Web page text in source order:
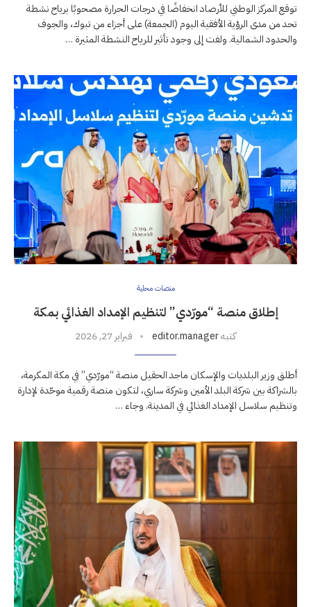
توقع المركز الوطني للأرصاد انخفاضًا في درجات الحرارة مصحوبًا برياح نشطة
تحد من مدى الرؤية الأفقية اليوم (الجمعة) على أجزاء من تبوك، والجوف
والحدود الشمالية. ولفت إلى وجود تأثير للرياح النشطة المثيرة …
منصات محلية
إطلاق منصة “مورّدي” لتنظيم الإمداد الغذائي بمكة
كتبهeditor.manager فبراير 27, 2026
أطلق وزير البلديات والإسكان ماجد الحقيل منصة “مورّدي” في مكة المكرمة،
بالشراكة بين شركة البلد الأمين وشركة ساري، لتكون منصة رقمية موحّدة لإدارة
وتنظيم سلاسل الإمداد الغذائي في المدينة. وجاء …